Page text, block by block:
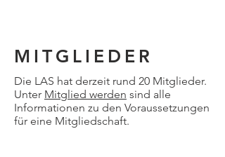
MITGLIEDER
Die LAS hat derzeit rund 20 Mitglieder.
Unter Mitglied werden sind alle
Informationen zu den Voraussetzungen
für eine Mitgliedschaft.